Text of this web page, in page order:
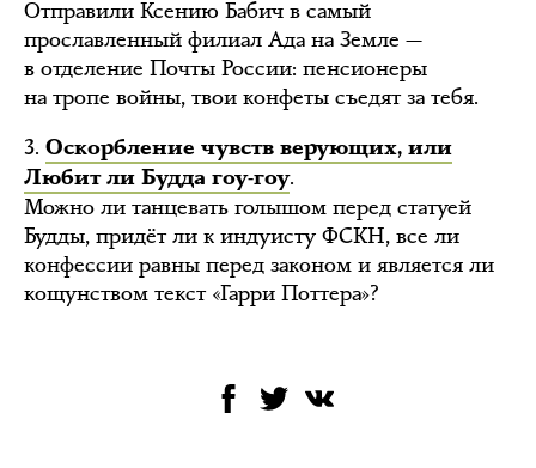
Отправили Ксению Бабич в самый
прославленный филиал Ада на Земле —
в отделение Почты России: пенсионеры
на тропе войны, твои конфеты съедят за тебя.
3. Оскорбление чувств верующих, или
Любит ли Будда гоу-гоу.
Можно ли танцевать голышом перед статуей
Будды, придёт ли к индуисту ФСКН, все ли
конфессии равны перед законом и является ли
кощунством текст «Гарри Поттера»?